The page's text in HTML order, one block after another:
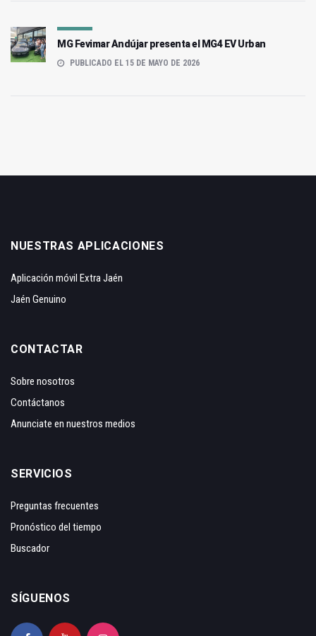
MG Fevimar Andújar presenta el MG4 EV Urban
PUBLICADO EL 15 DE MAYO DE 2026
NUESTRAS APLICACIONES
Aplicación móvil Extra Jaén
Jaén Genuino
CONTACTAR
Sobre nosotros
Contáctanos
Anunciate en nuestros medios
SERVICIOS
Preguntas frecuentes
Pronóstico del tiempo
Buscador
SÍGUENOS